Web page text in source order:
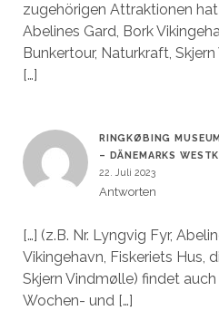
zugehörigen Attraktionen hat
Abelines Gard, Bork
Bunkertour, Naturkraft,
[…]
RINGKØBING
– DÄNEMARKS
22. Juli 2023
Antworten
[…] (z.B. Nr. Lyngvig Fyr,
Vikingehavn, Fiskeriets Hus,
Skjern Vindmølle) findet
Wochen- und […]